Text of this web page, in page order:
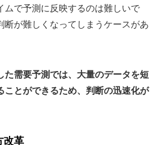
ムで予測に反映するのは難しいで
断が難しくなってしまうケースがあ
た需要予測では、大量のデータを短
ことができるため、判断の迅速化が
改革